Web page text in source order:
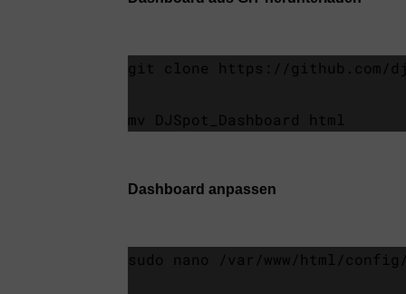
git clone https://github.com/
mv DJSpot_Dashboard html
Dashboard anpassen
sudo nano /var/www/html/